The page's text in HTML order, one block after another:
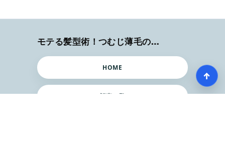
モテる髪型術！つむじ薄毛の隠し方
HOME
記事一覧
↑